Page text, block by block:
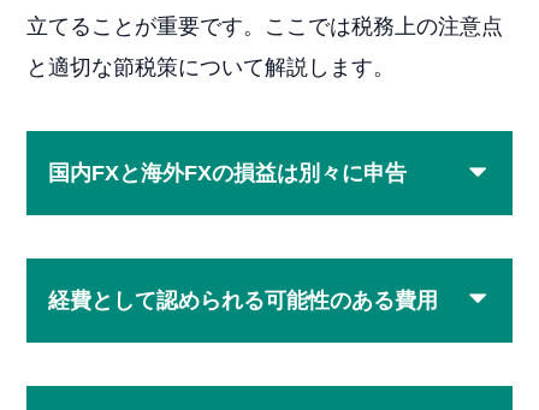
立てることが重要です。ここでは税務上の注意点
と適切な節税策について解説します。
国内FXと海外FXの損益は別々に申告
経費として認められる可能性のある費用